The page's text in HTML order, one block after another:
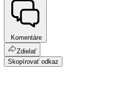
Komentáre
Zdielať
Skopírovať odkaz